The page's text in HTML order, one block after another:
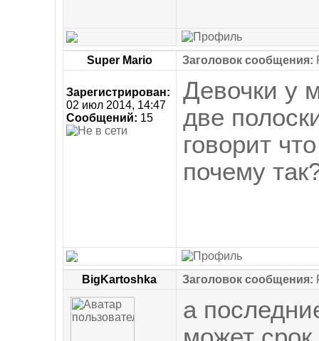
Super Mario Заголовок сообщения:
Зарегистрирован:
02 июл 2014, 14:47
Сообщений: 15
Девочки у
две
говорит
почему
BigKartoshka Заголовок сообщения:
а